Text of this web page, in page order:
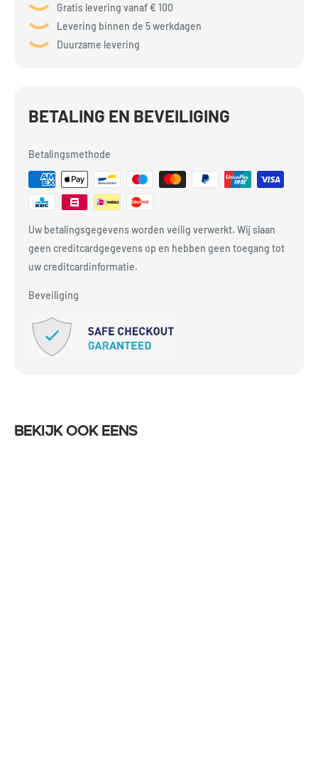
Gratis levering vanaf € 100
Levering binnen de 5 werkdagen
Duurzame levering
BETALING EN BEVEILIGING
Betalingsmethode
Uw betalingsgegevens worden veilig verwerkt. Wij slaan
geen creditcardgegevens op en hebben geen toegang tot
uw creditcardinformatie.
Beveiliging
Bekijk ook eens